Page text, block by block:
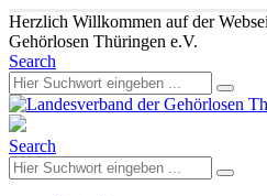
Herzlich Willkommen auf der
Gehörlosen Thüringen e.V.
Search
Search